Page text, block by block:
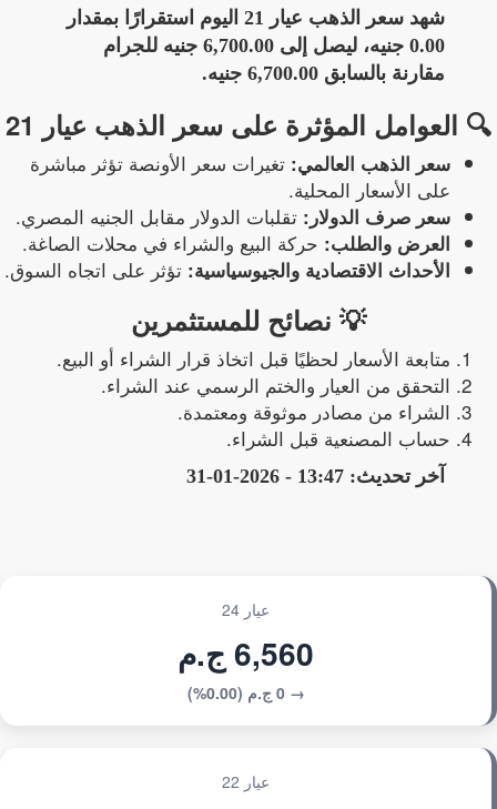
شهد سعر الذهب عيار 21 اليوم استقرارًا بمقدار
0.00 جنيه
، ليصل إلى6,700.00 جنيه للجرام
مقارنة بالسابق6,700.00 جنيه .
🔍 العوامل المؤثرة على سعر الذهب عيار 21
سعر الذهب العالمي: تغيرات سعر الأونصة تؤثر مباشرة
على الأسعار المحلية.
سعر صرف الدولار: تقلبات الدولار مقابل الجنيه المصري.
العرض والطلب: حركة البيع والشراء في محلات الصاغة.
الأحداث الاقتصادية والجيوسياسية: تؤثر على اتجاه السوق.
💡 نصائح للمستثمرين
متابعة الأسعار لحظيًا قبل اتخاذ قرار الشراء أو البيع.
التحقق من العيار والختم الرسمي عند الشراء.
الشراء من مصادر موثوقة ومعتمدة.
حساب المصنعية قبل الشراء.
آخر تحديث: 13:47 - 2026-01-31
عيار 24
6,560 ج.م
→ 0 ج.م (0.00%)
عيار 22